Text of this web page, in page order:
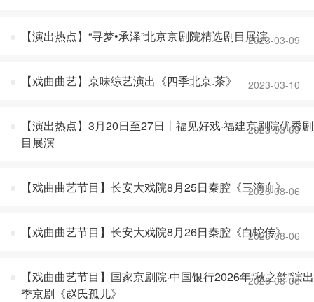
【演出热点】“寻梦•承泽”北京京剧院精选剧目展演2023-03-09
【戏曲曲艺】京味综艺演出《四季北京.茶》 2023-03-10
【演出热点】3月20日至27日丨福见好戏·福建京剧院优秀剧
目展演
2023-03-09
【戏曲曲艺节目】长安大戏院8月25日秦腔《三滴血》
2026-08-06
【戏曲曲艺节目】长安大戏院8月26日秦腔《白蛇传》
2026-08-06
【戏曲曲艺节目】国家京剧院·中国银行2026年“秋之韵”演出
季京剧《赵氏孤儿》
2026-08-06